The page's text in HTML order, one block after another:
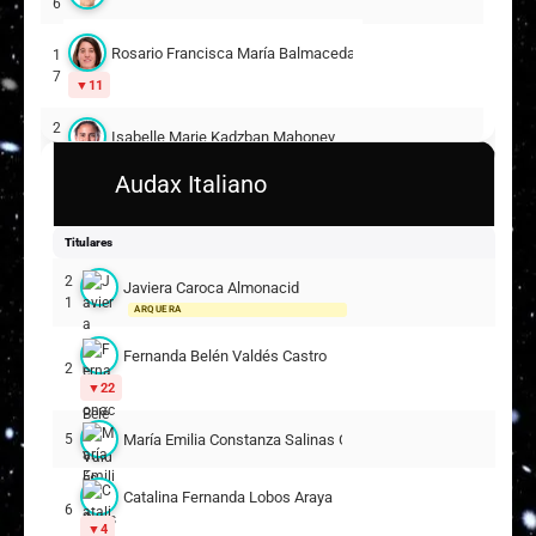
6
1
7
Rosario Francisca María Balmaceda Holley
11
2
Isabelle Marie Kadzban Mahoney
2
Nicole Macarena Gutiérrez Labarca
5
Dahiana Monserrat Bogarín Giménez
Suplentes
Ryann Danielle Torrero Rojas
Camila Martins de Aguiar
Angie Fabiana Yantén Riascos
Audax Italiano
Titulares
2
1
Javiera Caroca Almonacid
ARQUERA
2
Fernanda Belén Valdés Castro
22
5 María Emilia Constanza Salinas Cornejo
6
Catalina Fernanda Lobos Araya
4